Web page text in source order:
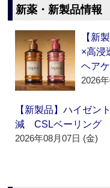
新薬・新製品情報
【新
×高浸
ヘア
2026
【新製品】ハイゼン
減 CSLベーリング
2026年08月07日 (金)